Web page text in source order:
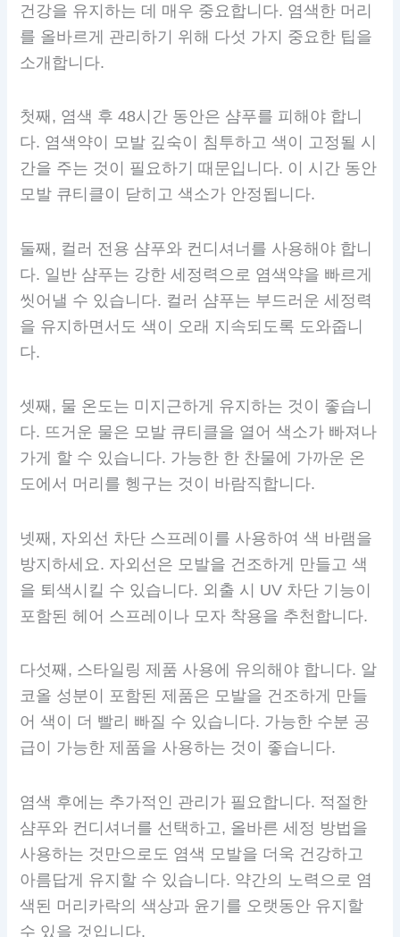
건강을 유지하는 데 매우 중요합니다. 염색한 머리
를 올바르게 관리하기 위해 다섯 가지 중요한 팁을
소개합니다.
첫째, 염색 후 48시간 동안은 샴푸를 피해야 합니
다. 염색약이 모발 깊숙이 침투하고 색이 고정될 시
간을 주는 것이 필요하기 때문입니다. 이 시간 동안
모발 큐티클이 닫히고 색소가 안정됩니다.
둘째, 컬러 전용 샴푸와 컨디셔너를 사용해야 합니
다. 일반 샴푸는 강한 세정력으로 염색약을 빠르게
씻어낼 수 있습니다. 컬러 샴푸는 부드러운 세정력
을 유지하면서도 색이 오래 지속되도록 도와줍니
다.
셋째, 물 온도는 미지근하게 유지하는 것이 좋습니
다. 뜨거운 물은 모발 큐티클을 열어 색소가 빠져나
가게 할 수 있습니다. 가능한 한 찬물에 가까운 온
도에서 머리를 헹구는 것이 바람직합니다.
넷째, 자외선 차단 스프레이를 사용하여 색 바램을
방지하세요. 자외선은 모발을 건조하게 만들고 색
을 퇴색시킬 수 있습니다. 외출 시 UV 차단 기능이
포함된 헤어 스프레이나 모자 착용을 추천합니다.
다섯째, 스타일링 제품 사용에 유의해야 합니다. 알
코올 성분이 포함된 제품은 모발을 건조하게 만들
어 색이 더 빨리 빠질 수 있습니다. 가능한 수분 공
급이 가능한 제품을 사용하는 것이 좋습니다.
염색 후에는 추가적인 관리가 필요합니다. 적절한
샴푸와 컨디셔너를 선택하고, 올바른 세정 방법을
사용하는 것만으로도 염색 모발을 더욱 건강하고
아름답게 유지할 수 있습니다. 약간의 노력으로 염
색된 머리카락의 색상과 윤기를 오랫동안 유지할
수 있을 것입니다.